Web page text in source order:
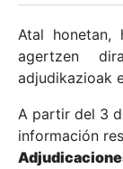
Erakutsi/
Erakutsi/
Erakutsi/
Atal honetan,
agertzen
adjudikazioak
A partir del 3
información